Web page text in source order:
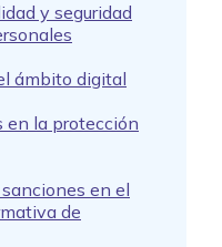
y seguridad
ámbito digital
en la protección
en el
de